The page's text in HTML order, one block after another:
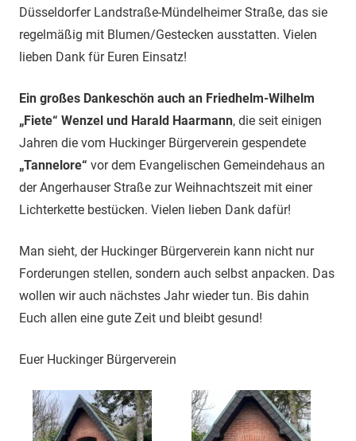
Düsseldorfer Landstraße-Mündelheimer Straße, das sie
regelmäßig mit Blumen/Gestecken ausstatten. Vielen
lieben Dank für Euren Einsatz!
Ein großes Dankeschön auch an Friedhelm-Wilhelm
„Fiete“ Wenzel und Harald Haarmann, die seit einigen
Jahren die vom Huckinger Bürgerverein gespendete
„Tannelore“ vor dem Evangelischen Gemeindehaus an
der Angerhauser Straße zur Weihnachtszeit mit einer
Lichterkette bestücken. Vielen lieben Dank dafür!
Man sieht, der Huckinger Bürgerverein kann nicht nur
Forderungen stellen, sondern auch selbst anpacken. Das
wollen wir auch nächstes Jahr wieder tun. Bis dahin
Euch allen eine gute Zeit und bleibt gesund!
Euer Huckinger Bürgerverein